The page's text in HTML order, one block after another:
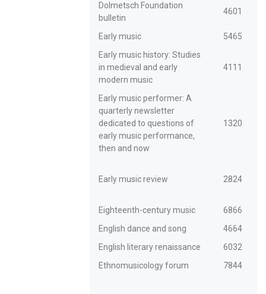
Dolmetsch Foundation
bulletin
4601
Early music
5465
Early music history: Studies
in medieval and early
modern music
4111
Early music performer: A
quarterly newsletter
dedicated to questions of
early music performance,
then and now
1320
Early music review 2824
Eighteenth-century music
6866
English dance and song
4664
English literary renaissance
6032
Ethnomusicology forum
7844